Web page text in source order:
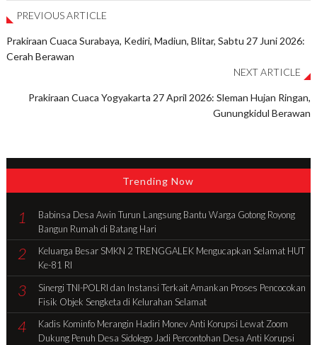
PREVIOUS ARTICLE
Prakiraan Cuaca Surabaya, Kediri, Madiun, Blitar, Sabtu 27 Juni 2026:
Cerah Berawan
NEXT ARTICLE
Prakiraan Cuaca Yogyakarta 27 April 2026: Sleman Hujan Ringan,
Gunungkidul Berawan
Trending Now
1
Babinsa Desa Awin Turun Langsung Bantu Warga Gotong Royong
Bangun Rumah di Batang Hari
2
Keluarga Besar SMKN 2 TRENGGALEK Mengucapkan Selamat HUT
Ke-81 RI
3
Sinergi TNI-POLRI dan Instansi Terkait Amankan Proses Pencocokan
Fisik Objek Sengketa di Kelurahan Selamat
4
Kadis Kominfo Merangin Hadiri Monev Anti Korupsi Lewat Zoom
Dukung Penuh Desa Sidolego Jadi Percontohan Desa Anti Korupsi